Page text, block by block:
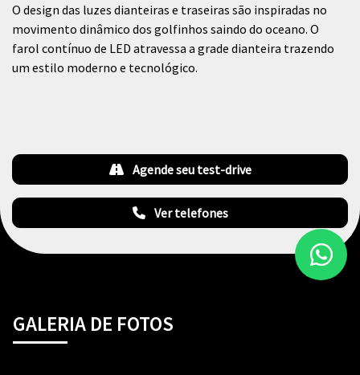
O design das luzes dianteiras e traseiras são inspiradas no
movimento dinâmico dos golfinhos saindo do oceano. O
farol contínuo de LED atravessa a grade dianteira trazendo
um estilo moderno e tecnológico.
Ver telefones
Agende seu test-drive
GALERIA DE FOTOS